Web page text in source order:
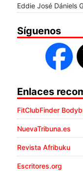
Eddie José Dániels
Síguenos
Enlaces
FitClubFinder
NuevaTribuna.es
Revista Afribuku
Escritores.org